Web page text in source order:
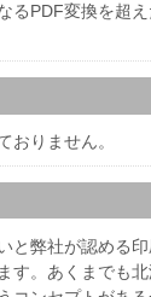
るPDF変換を超
おりません。
と弊社が認める
す。あくまでも
（配信アプリ